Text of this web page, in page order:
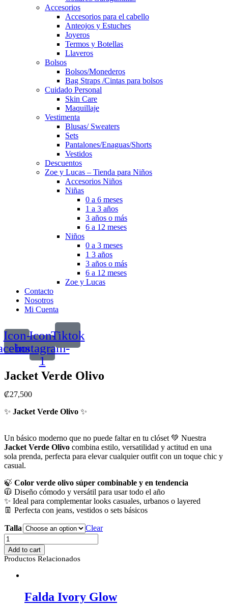
Accesorios
Accesorios para el cabello
Anteojos y Estuches
Joyeros
Termos y Botellas
Llaveros
Bolsos
Bolsos/Monederos
Bag Straps /Cintas para bolsos
Cuidado Personal
Skin Care
Maquillaje
Vestimenta
Blusas/ Sweaters
Sets
Pantalones/Enaguas/Shorts
Vestidos
Descuentos
Zoe y Lucas – Tienda para Niños
Accesorios Niños
Niñas
0 a 6 meses
1 a 3 años
3 años o más
6 a 12 meses
Niños
0 a 3 meses
1 3 años
3 años o más
6 a 12 meses
Zoe y Lucas
Contacto
Nosotros
Mi Cuenta
Icon-Icon-
instagram-
1
Tiktok
Jacket Verde Olivo
₡27,500
✨ Jacket Verde Olivo ✨
Un básico moderno que no puede faltar en tu clóset 💚 Nuestra
Jacket Verde Olivo combina estilo, versatilidad y actitud en una
sola prenda, perfecta para elevar cualquier outfit con un toque chic y
casual.
🍃 Color verde olivo súper combinable y en tendencia
🧥 Diseño cómodo y versátil para usar todo el año
✨ Ideal para complementar looks casuales, urbanos o layered
👖 Perfecta con jeans, vestidos o sets básicos
Talla
Clear
Jacket
Verde
Olivo
Add to cart
Productos Relacionados
Falda Ivory Glow